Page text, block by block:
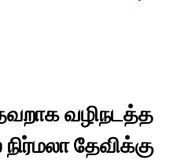
வழிநடத்த
தேவிக்கு